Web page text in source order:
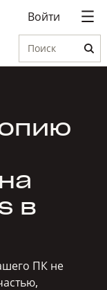
Войти
Поиск
в
ПК не